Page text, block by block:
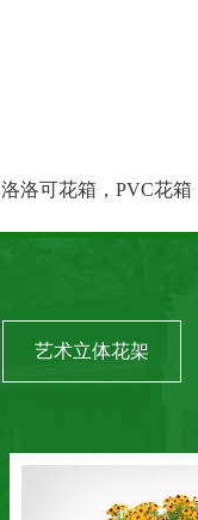
洛洛可花箱，PVC花箱
艺术立体花架